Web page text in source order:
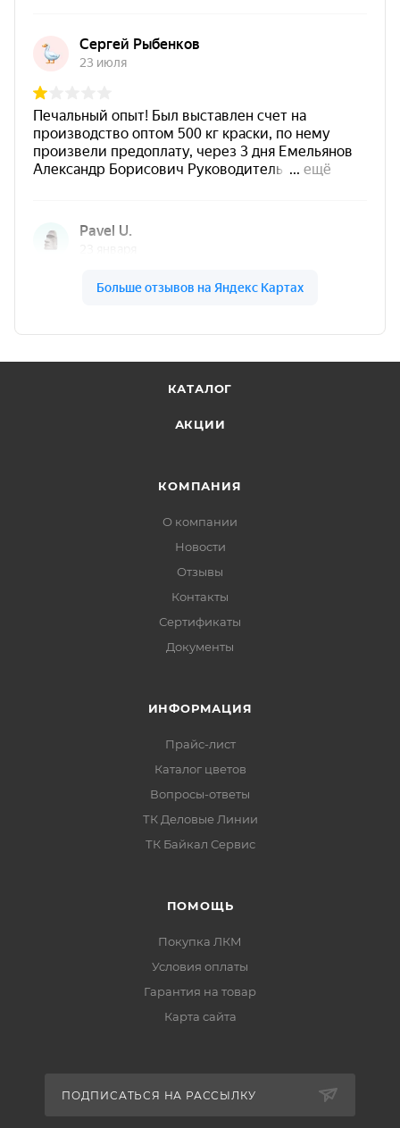
КАТАЛОГ
АКЦИИ
КОМПАНИЯ
О компании
Новости
Отзывы
Контакты
Сертификаты
Документы
ИНФОРМАЦИЯ
Прайс-лист
Каталог цветов
Вопросы-ответы
ТК Деловые Линии
ТК Байкал Сервис
ПОМОЩЬ
Покупка ЛКМ
Условия оплаты
Гарантия на товар
Карта сайта
ПОДПИСАТЬСЯ НА РАССЫЛКУ